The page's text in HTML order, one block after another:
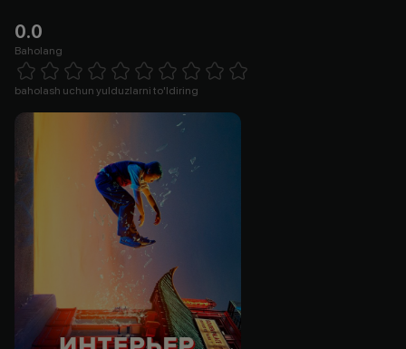
0.0
Baholang
1 Star 2 Stars 3 Stars 4 Stars5 Stars 6 Stars7 Stars8 Stars
baholash uchun yulduzlarni to'ldiring